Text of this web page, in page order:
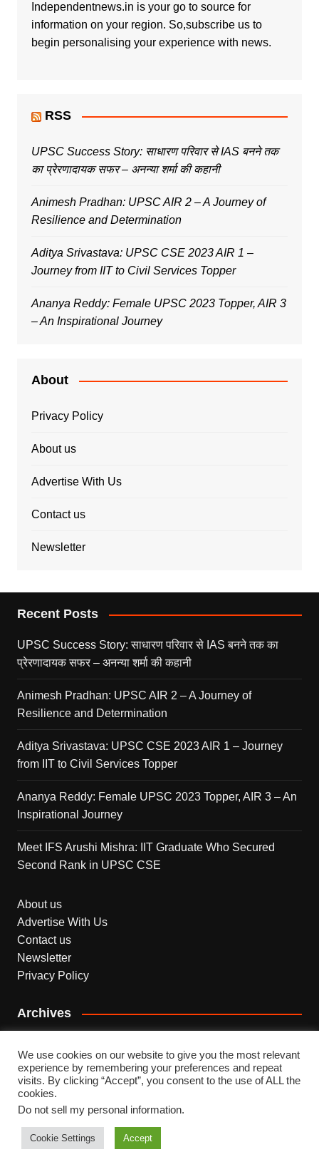
Independentnews.in is your go to source for
information on your region. So,subscribe us to
begin personalising your experience with news.
RSS
UPSC Success Story: साधारण परिवार से IAS बनने तक
का प्रेरणादायक सफर – अनन्या शर्मा की कहानी
Animesh Pradhan: UPSC AIR 2 – A Journey of
Resilience and Determination
Aditya Srivastava: UPSC CSE 2023 AIR 1 –
Journey from IIT to Civil Services Topper
Ananya Reddy: Female UPSC 2023 Topper, AIR 3
– An Inspirational Journey
About
Privacy Policy
About us
Advertise With Us
Contact us
Newsletter
Recent Posts
UPSC Success Story: साधारण परिवार से IAS बनने तक का
प्रेरणादायक सफर – अनन्या शर्मा की कहानी
Animesh Pradhan: UPSC AIR 2 – A Journey of
Resilience and Determination
Aditya Srivastava: UPSC CSE 2023 AIR 1 – Journey
from IIT to Civil Services Topper
Ananya Reddy: Female UPSC 2023 Topper, AIR 3 – An
Inspirational Journey
Meet IFS Arushi Mishra: IIT Graduate Who Secured
Second Rank in UPSC CSE
About us
Advertise With Us
Contact us
Newsletter
Privacy Policy
Archives
Copyright © 2026 INDEPENDENT NEWS. All rights
reserved.
We use cookies on our website to give you the most relevant
experience by remembering your preferences and repeat
visits. By clicking “Accept”, you consent to the use of ALL the
cookies.
Do not sell my personal information.
Cookie Settings Accept